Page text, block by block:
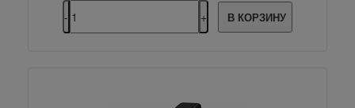
В КОРЗИНУ